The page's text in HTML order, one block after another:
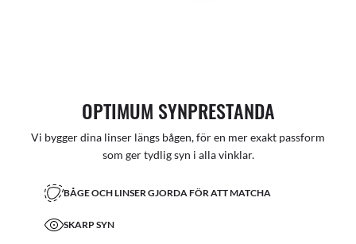
OPTIMUM SYNPRESTANDA
Vi bygger dina linser längs bågen, för en mer exakt passform
som ger tydlig syn i alla vinklar.
BÅGE OCH LINSER GJORDA FÖR ATT MATCHA
SKARP SYN